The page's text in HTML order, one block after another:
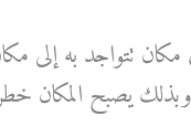
تتواجد به إلى
وبذلك يصبح المكان